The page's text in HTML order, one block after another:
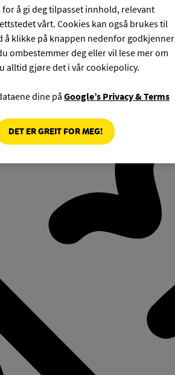
å gi deg tilpasset innhold, relevant
vårt. Cookies kan også brukes til
å klikke på knappen nedenfor godkjenner
ombestemmer deg eller vil lese mer om
alltid gjøre det i vår cookiepolicy.
dine på Google’s Privacy & Terms
DET ER GREIT FOR MEG!